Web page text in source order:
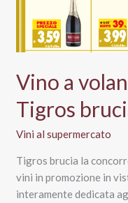
Iper,
grande
Vino a
Tigros
Vini al supermercato
Tigros brucia la
vini in promozione in
interamente dedicata